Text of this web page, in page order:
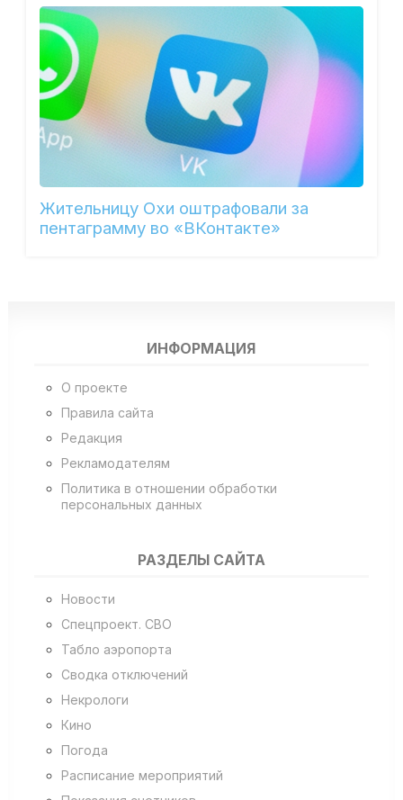
Жительницу Охи оштрафовали за
пентаграмму во «ВКонтакте»
ИНФОРМАЦИЯ
О проекте
Правила сайта
Редакция
Рекламодателям
Политика в отношении обработки
персональных данных
РАЗДЕЛЫ САЙТА
Новости
Спецпроект. СВО
Табло аэропорта
Сводка отключений
Некрологи
Кино
Погода
Расписание мероприятий